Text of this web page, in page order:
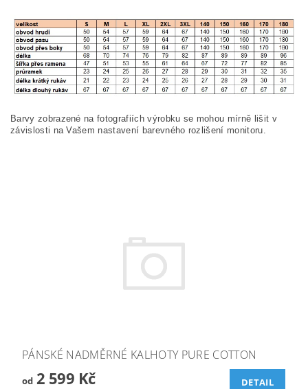
Barvy zobrazené na fotografiích výrobku se mohou mírně lišit v
závislosti na Vašem nastavení barevného rozlišení monitoru.
PÁNSKÉ NADMĚRNÉ KALHOTY PURE COTTON
od2 599 Kč DETAIL